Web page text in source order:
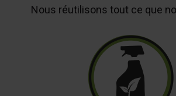
Nous réutilisons tout ce que